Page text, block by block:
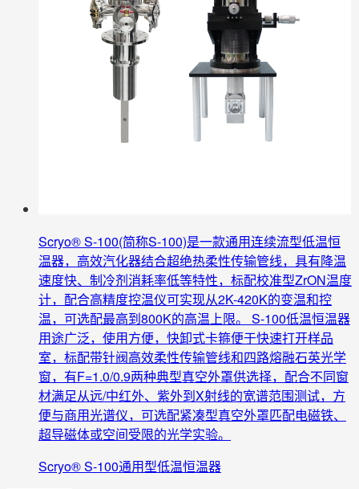
Scryo® S-100(简称S-100)是一款通用连续流型低温恒
温器，高效汽化器结合超绝热柔性传输管线，具有降温
速度快、制冷剂消耗率低等特性，标配校准型ZrON温度
计，配合高精度控温仪可实现从2K-420K的变温和控
温，可选配最高到800K的高温上限。 S-100低温恒温器
用途广泛，使用方便，快卸式卡箍便于快速打开样品
室，标配带针阀高效柔性传输管线和四路熔融石英光学
窗，有F=1.0/0.9两种典型真空外罩供选择，配合不同窗
材满足从远/中红外、紫外到X射线的宽谱范围测试，方
便与商用光谱仪，可选配紧凑型真空外罩匹配电磁铁、
超导磁体或空间受限的光学实验。
Scryo® S-100通用型低温恒温器